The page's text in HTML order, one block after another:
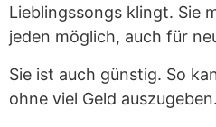
Lieblingssongs klingt. Sie
jeden möglich, auch für
Sie ist auch günstig. So
ohne viel Geld auszugeben.